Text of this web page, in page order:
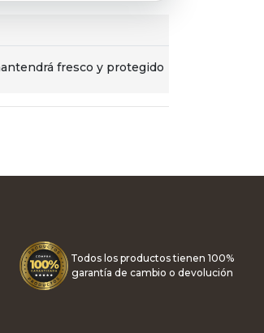
fresco y protegido
Todos los productos tienen 100%
garantía de cambio o devolución